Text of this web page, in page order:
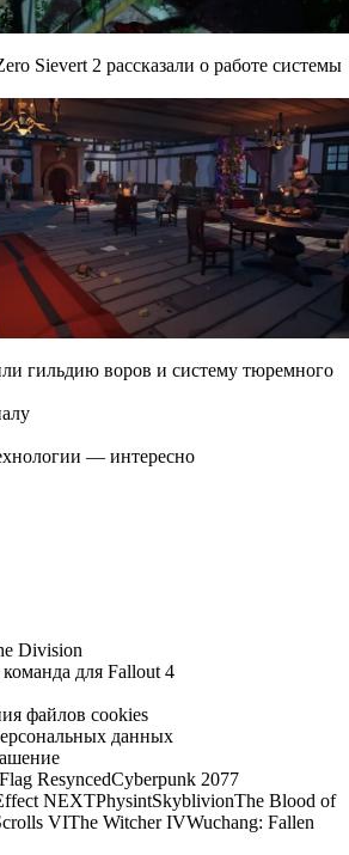
Sievert 2 рассказали о работе системы
гильдию воров и систему тюремного
— интересно
Division
для Fallout 4
файлов cookies
данных
ResyncedCyberpunk 2077
NEXTPhysintSkyblivionThe Blood of
VIThe Witcher IVWuchang: Fallen